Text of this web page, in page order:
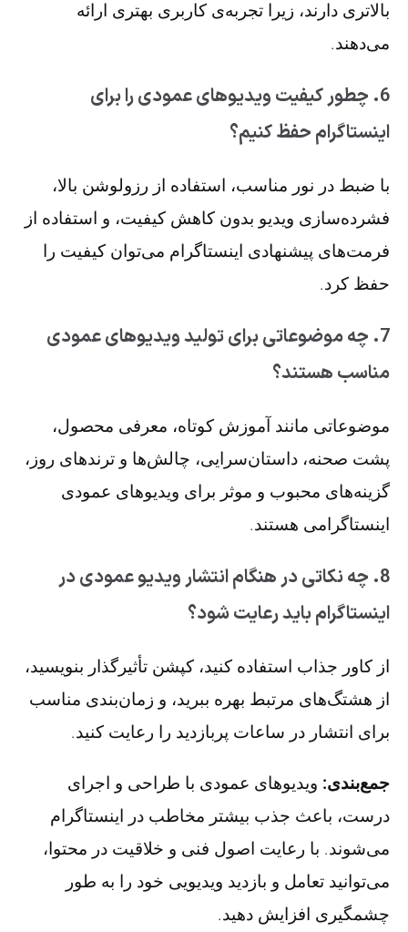
بالاتری دارند، زیرا تجربه‌ی کاربری بهتری ارائه
می‌دهند.
6. چطور کیفیت ویدیوهای عمودی را برای
اینستاگرام حفظ کنیم؟
با ضبط در نور مناسب، استفاده از رزولوشن بالا،
فشرده‌سازی ویدیو بدون کاهش کیفیت، و استفاده از
فرمت‌های پیشنهادی اینستاگرام می‌توان کیفیت را
حفظ کرد.
7. چه موضوعاتی برای تولید ویدیوهای عمودی
مناسب هستند؟
موضوعاتی مانند آموزش کوتاه، معرفی محصول،
پشت صحنه، داستان‌سرایی، چالش‌ها و ترندهای روز،
گزینه‌های محبوب و موثر برای ویدیوهای عمودی
اینستاگرامی هستند.
8. چه نکاتی در هنگام انتشار ویدیو عمودی در
اینستاگرام باید رعایت شود؟
از کاور جذاب استفاده کنید، کپشن تأثیرگذار بنویسید،
از هشتگ‌های مرتبط بهره ببرید، و زمان‌بندی مناسب
برای انتشار در ساعات پربازدید را رعایت کنید.
جمع‌بندی: ویدیوهای عمودی با طراحی و اجرای
درست، باعث جذب بیشتر مخاطب در اینستاگرام
می‌شوند. با رعایت اصول فنی و خلاقیت در محتوا،
می‌توانید تعامل و بازدید ویدیویی خود را به‌ طور
چشمگیری افزایش دهید.